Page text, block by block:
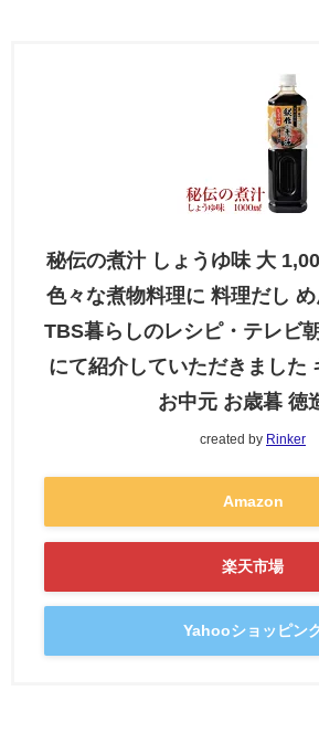
秘伝の煮汁 しょうゆ味 大
色々な煮物料理に 料理だし
TBS暮らしのレシピ・テレビ
にて紹介していただきました
お中元 お歳暮 徳
created by Rinker
Amazon
楽天市場
Yahooショッピン